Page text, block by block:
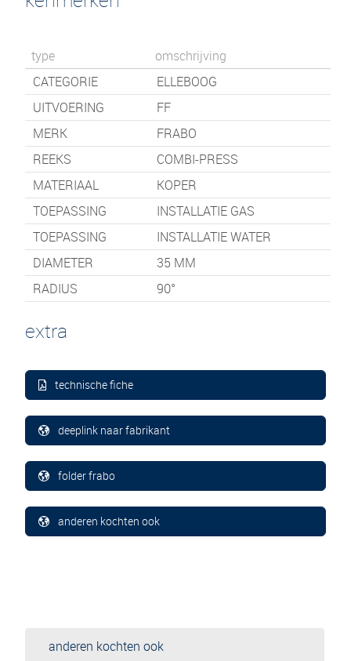
type
omschrijving
CATEGORIE
ELLEBOOG
UITVOERING
FF
MERK
FRABO
REEKS
COMBI-PRESS
MATERIAAL
KOPER
TOEPASSING
INSTALLATIE GAS
TOEPASSING
INSTALLATIE WATER
DIAMETER
35 MM
RADIUS
90°
extra
technische fiche
deeplink naar fabrikant
folder frabo
anderen kochten ook
anderen kochten ook